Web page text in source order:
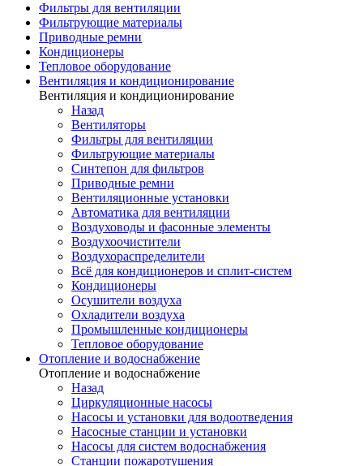
Фильтры для вентиляции
Фильтрующие материалы
Приводные ремни
Кондиционеры
Тепловое оборудование
Вентиляция и кондиционирование
Вентиляция и кондиционирование
Назад
Вентиляторы
Фильтры для вентиляции
Фильтрующие материалы
Синтепон для фильтров
Приводные ремни
Вентиляционные установки
Автоматика для вентиляции
Воздуховоды и фасонные элементы
Воздухоочистители
Воздухораспределители
Всё для кондиционеров и сплит-систем
Кондиционеры
Осушители воздуха
Охладители воздуха
Промышленные кондиционеры
Тепловое оборудование
Отопление и водоснабжение
Отопление и водоснабжение
Назад
Циркуляционные насосы
Насосы и установки для водоотведения
Насосные станции и установки
Насосы для систем водоснабжения
Станции пожаротушения